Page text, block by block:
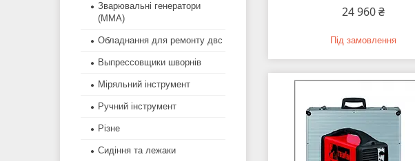
24 960 ₴
Під замовлення
Зварювальні генератори
(MMA)
Обладнання для ремонту двс
Выпрессовщики шворнів
Міряльний інструмент
Ручний інструмент
Різне
Сидіння та лежаки